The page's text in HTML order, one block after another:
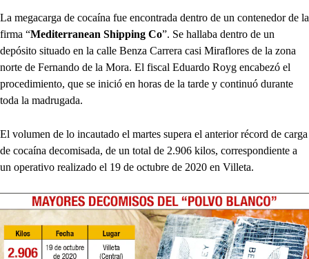
La megacarga de cocaína fue encontrada dentro de un contenedor de la
firma “Mediterranean Shipping Co”. Se hallaba dentro de un
depósito situado en la calle Benza Carrera casi Miraflores de la zona
norte de Fernando de la Mora. El fiscal Eduardo Royg encabezó el
procedimiento, que se inició en horas de la tarde y continuó durante
toda la madrugada.
El volumen de lo incautado el martes supera el anterior récord de carga
de cocaína decomisada, de un total de 2.906 kilos, correspondiente a
un operativo realizado el 19 de octubre de 2020 en Villeta.